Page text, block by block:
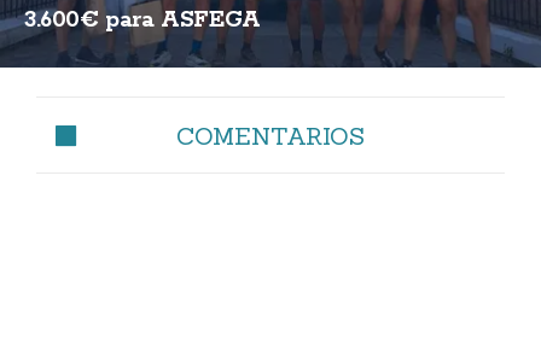
3.600€ para ASFEGA
COMENTARIOS